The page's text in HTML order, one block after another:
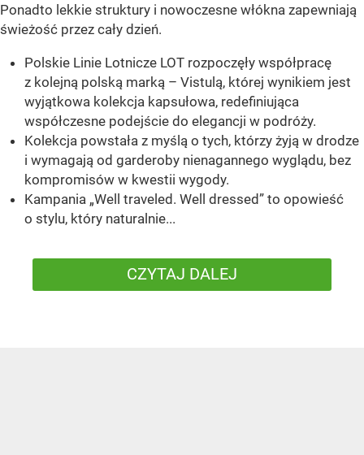
Ponadto lekkie struktury i nowoczesne włókna zapewniają
świeżość przez cały dzień.
Polskie Linie Lotnicze LOT rozpoczęły współpracę
z kolejną polską marką – Vistulą, której wynikiem jest
wyjątkowa kolekcja kapsułowa, redefiniująca
współczesne podejście do elegancji w podróży.
Kolekcja powstała z myślą o tych, którzy żyją w drodze
i wymagają od garderoby nienagannego wyglądu, bez
kompromisów w kwestii wygody.
Kampania „Well traveled. Well dressed” to opowieść
o stylu, który naturalnie...
CZYTAJ DALEJ